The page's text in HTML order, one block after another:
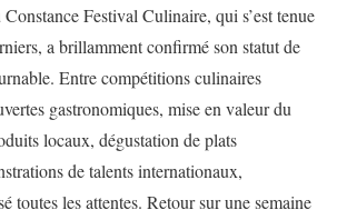
Festival Culinaire, qui s’est tenue
a brillamment confirmé son statut de
Entre compétitions culinaires
gastronomiques, mise en valeur du
locaux, dégustation de plats
de talents internationaux,
toutes les attentes. Retour sur une semaine